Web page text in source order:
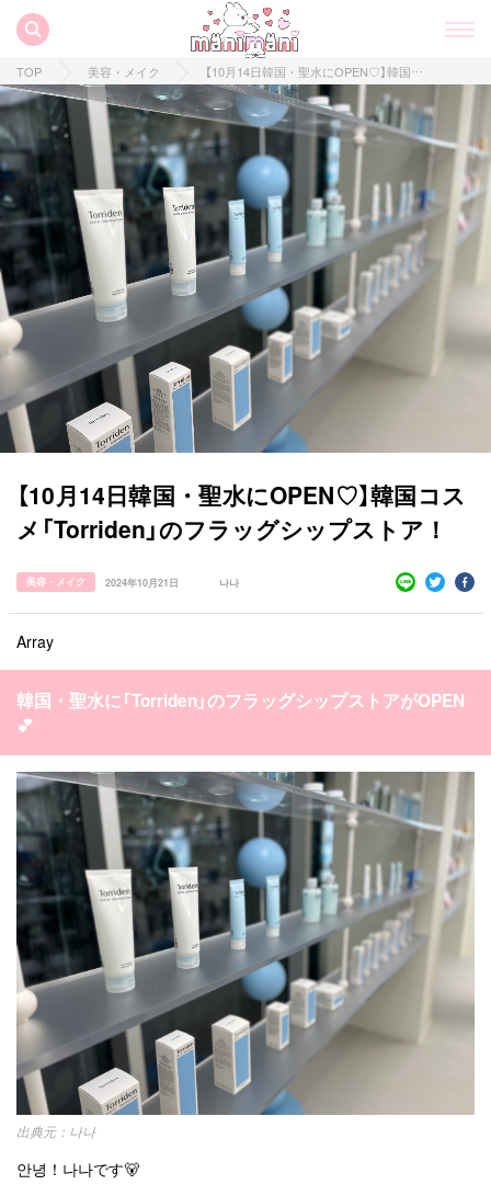
すべての記事
manimani について
カテゴリー一覧
タグ一覧
キュレーター一覧
運営会社
利用規約
プライバシーポリシー
お問い合わせ
韓国 オルチャン 韓国コスメ 韓国トレンド
韓国旅行 韓国ファッション 韓国アイドル
メイク k-pop コスメ ファッション
kpop 韓国メイク
オルチャンメイク twice 人気 アイドル
韓国ドラマ カフェ かわいい
TOP 美容・メイク 【10月14日韓国・聖水にOPEN♡】韓国コスメ「Torriden」のフラッグシップストア！
【10月14日韓国・聖水にOPEN♡】韓国コス
メ「Torriden」のフラッグシップストア！
美容・メイク 2024年10月21日 나나
Array
韓国・聖水に「Torriden」のフラッグシップストアがOPEN
💕
나나
안녕！나나です🐻